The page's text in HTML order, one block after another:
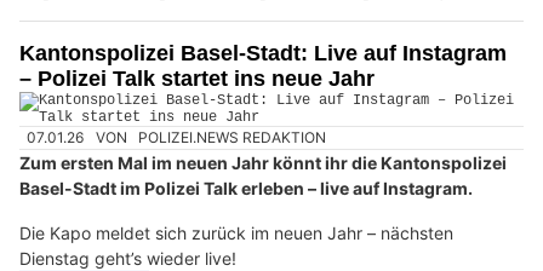
Kantonspolizei Basel-Stadt: Live auf Instagram
– Polizei Talk startet ins neue Jahr
07.01.26 VON POLIZEI.NEWS REDAKTION
Zum ersten Mal im neuen Jahr könnt ihr die Kantonspolizei
Basel-Stadt im Polizei Talk erleben – live auf Instagram.
Die Kapo meldet sich zurück im neuen Jahr – nächsten
Dienstag geht’s wieder live!